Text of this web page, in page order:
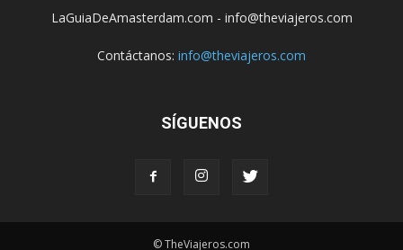
LaGuiaDeAmasterdam.com - info@theviajeros.com
Contáctanos: info@theviajeros.com
SÍGUENOS
© TheViajeros.com